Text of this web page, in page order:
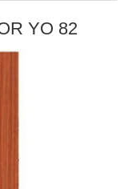
YO 82